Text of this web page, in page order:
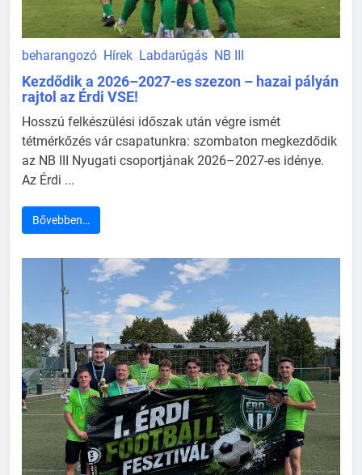
beharangozó Hírek Labdarúgás NB III
Kezdődik a 2026–2027-es szezon – hazai pályán
rajtol az Érdi VSE!
Hosszú felkészülési időszak után végre ismét
tétmérkőzés vár csapatunkra: szombaton megkezdődik
az NB III Nyugati csoportjának 2026–2027-es idénye.
Az Érdi ...
Bővebben…